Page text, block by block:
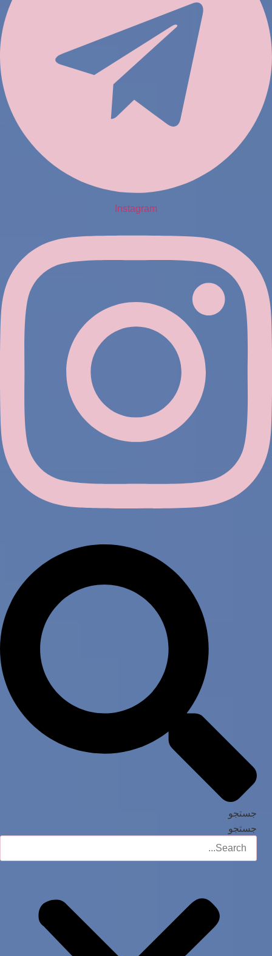
Instagram
جستجو
جستجو